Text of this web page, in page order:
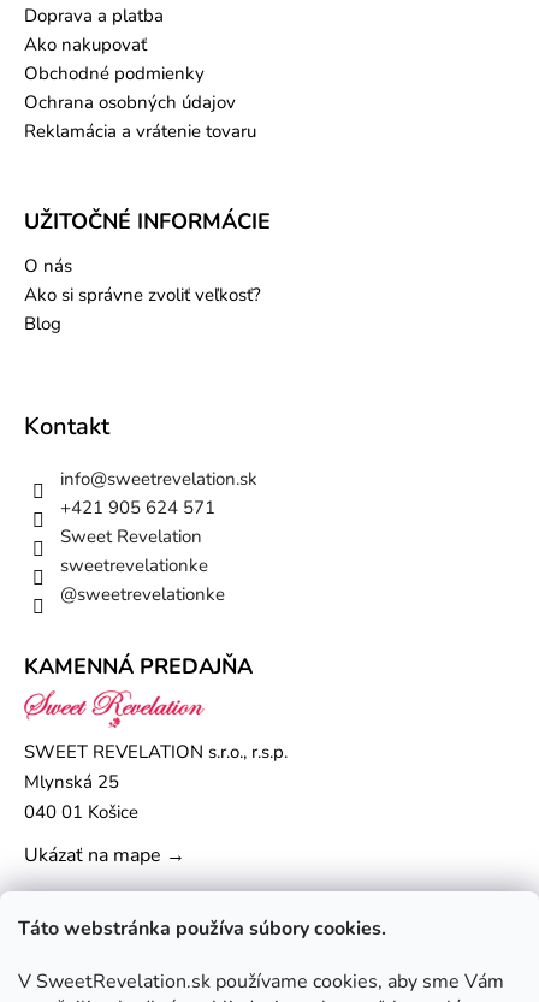
Táto webstránka používa súbory cookies.
V SweetRevelation.sk používame cookies, aby sme Vám
Doprava a platba
Ako nakupovať
Obchodné podmienky
Ochrana osobných údajov
Reklamácia a vrátenie tovaru
UŽITOČNÉ INFORMÁCIE
O nás
Ako si správne zvoliť veľkosť?
Blog
Kontakt
info@sweetrevelation.sk
+421 905 624 571
Sweet Revelation
sweetrevelationke
@sweetrevelationke
KAMENNÁ PREDAJŇA
SWEET REVELATION s.r.o., r.s.p.
Mlynská 25
040 01 Košice
Ukázať na mape →